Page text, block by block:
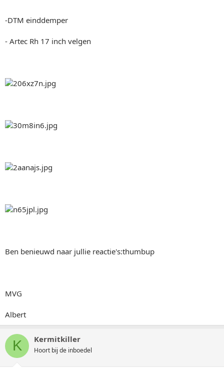
-DTM einddemper
- Artec Rh 17 inch velgen
Ben benieuwd naar jullie reactie's:thumbup
MVG
Albert
K Kermitkiller
Hoort bij de inboedel